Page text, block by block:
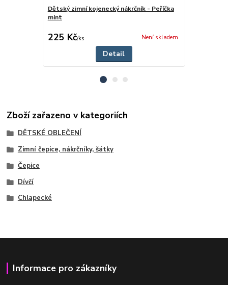
Dětský zimní kojenecký nákrčník - Peříčka
mint
225 Kč/ks Není skladem
Detail
Zboží zařazeno v kategoriích
DĚTSKÉ OBLEČENÍ
Zimní čepice, nákrčníky, šátky
Čepice
Dívčí
Chlapecké
Informace pro zákazníky